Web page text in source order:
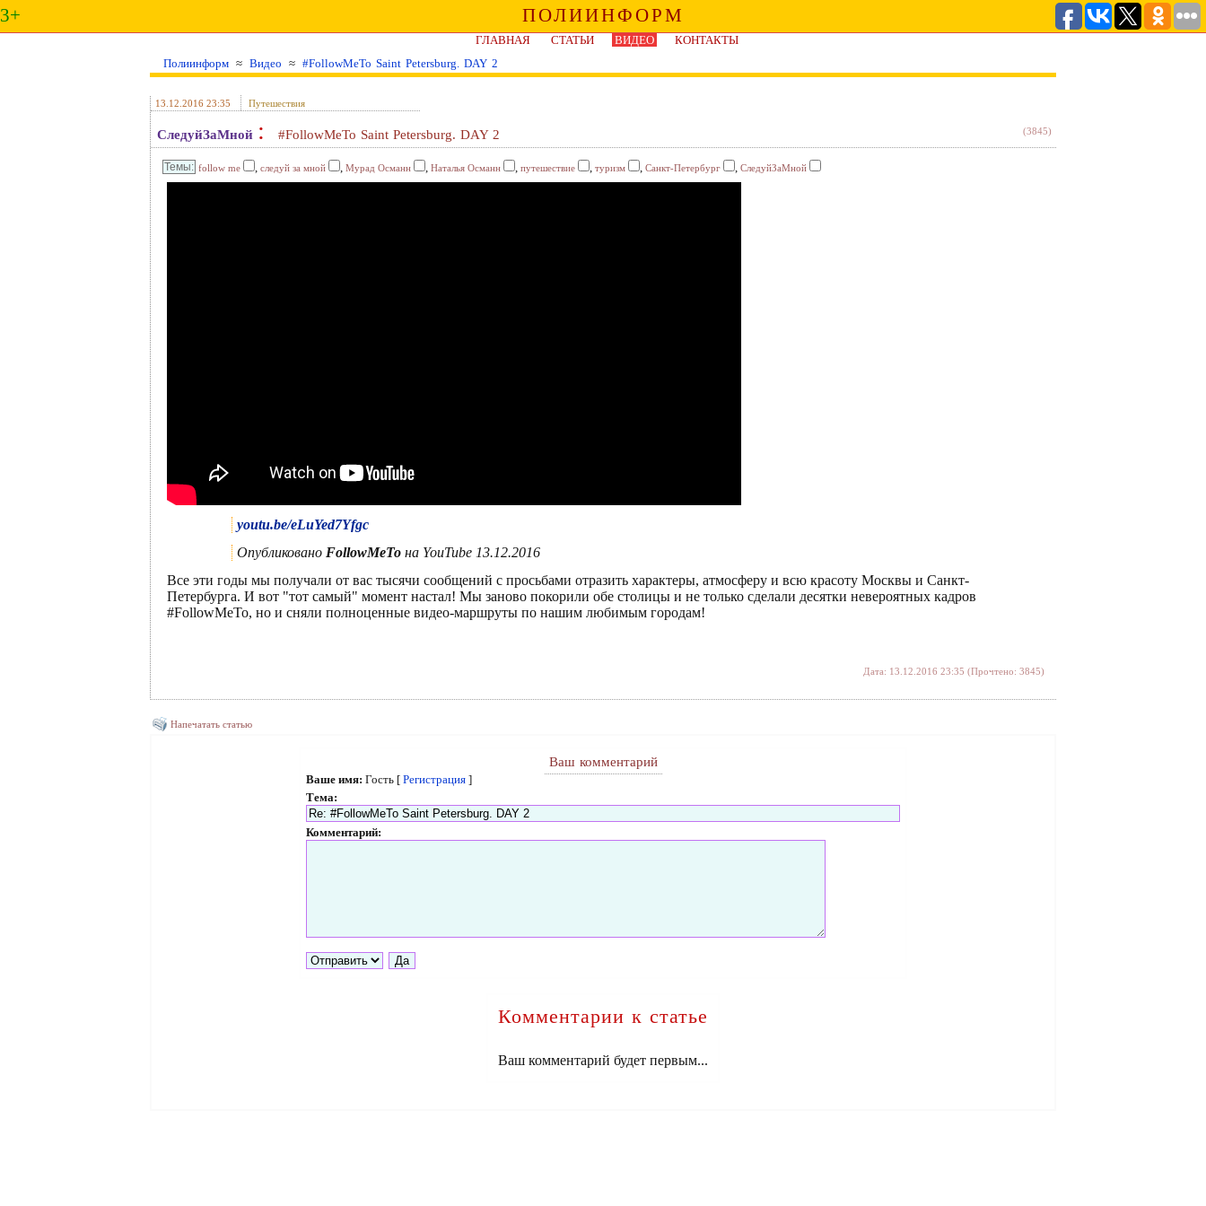
3+ ПОЛИИНФОРМ
ГЛАВНАЯ СТАТЬИ ВИДЕО
КОНТАКТЫ
Полиинформ ≈ Видео ≈ #FollowMeTo Saint Petersburg. DAY 2
13.12.2016 23:35 Путешествия
СледуйЗаМной : #FollowMeTo Saint Petersburg. DAY 2 (3845)
follow me , следуй за мной , Мурад Османн , Наталья Османн , путешествие , туризм , Санкт-Петербург , СледуйЗаМной
youtu.be/eLuYed7Yfgc
Опубликовано FollowMeTo на YouTube 13.12.2016
Все эти годы мы получали от вас тысячи сообщений с просьбами отразить характеры, атмосферу и всю красоту Москвы и Санкт-
Петербурга. И вот "тот самый" момент настал! Мы заново покорили обе столицы и не только сделали десятки невероятных кадров
#FollowMeTo, но и сняли полноценные видео-маршруты по нашим любимым городам!
Дата: 13.12.2016 23:35 (Прочтено: 3845)
Напечатать статью
Ваш комментарий
Ваше имя: Гость [ Регистрация ]
Тема:
Комментарий:
Комментарии к статье
Ваш комментарий будет первым...